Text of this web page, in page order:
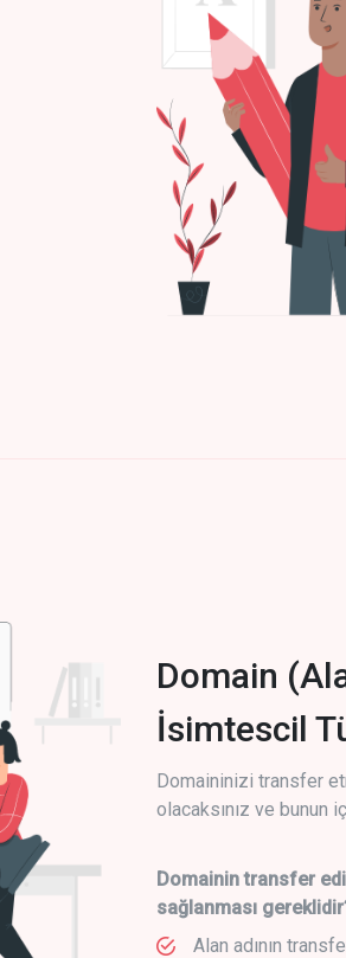
Domain
İsimtescil
Domaininizi transfer
olacaksınız ve bunun
Domainin transfer
sağlanması
Alan adının